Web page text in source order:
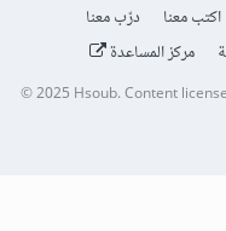
اكتب معنا
درّب معنا
مركز المساعدة
© 2025 Hsoub.Content